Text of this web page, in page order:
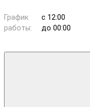
График
работы:
с 12:00
до 00:00